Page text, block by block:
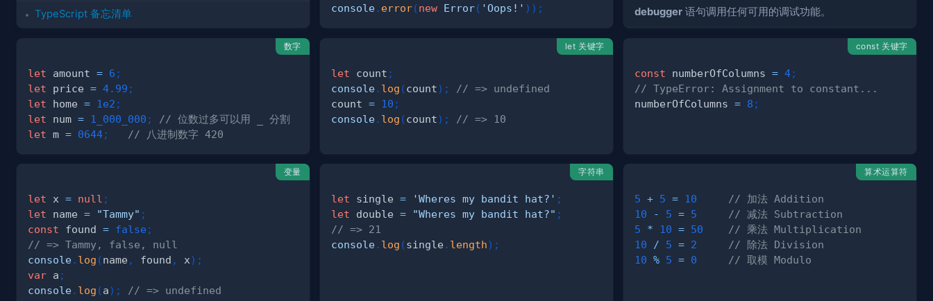
TypeScript 备忘清单
console. error(new Error( 'Oops!' ) ) ; debugger 语句调用任何可用的调试功能。
数字
let amount = 6 ;
let price = 4.99 ;
let home = 1e2 ;
let num = 1_000_000 ;
// 位数过多可以用 _ 分割
let m = 0644; // 八进制数字 420
let 关键字
let count ;
console. log (count) ;
// => undefined
count = 10 ;
console. log (count) ; // => 10
const 关键字
const numberOfColumns = 4;
// TypeError: Assignment to constant...
numberOfColumns = 8 ;
变量
let x = null ;
let name = "Tammy" ;
const found = false ;
// => Tammy, false, null
console. log (name , found , x) ;
var a ;
console. log (a) ; // => undefined
字符串
let single = 'Wheres my bandit hat?' ;
let double = "Wheres my bandit hat?" ;
// => 21
console. log (single . length) ;
算术运算符
5 + 5 = 10
// 加法 Addition
10
- 5 = 5
// 减法 Subtraction
5
* 10 = 50
// 乘法 Multiplication
10
/ 5 = 2
// 除法 Division
10 % 5 = 0 // 取模 Modulo